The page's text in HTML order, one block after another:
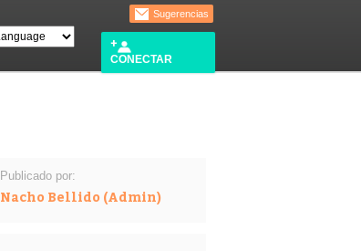
Sugerencias
CONECTAR
Publicado por:
Nacho Bellido (Admin)